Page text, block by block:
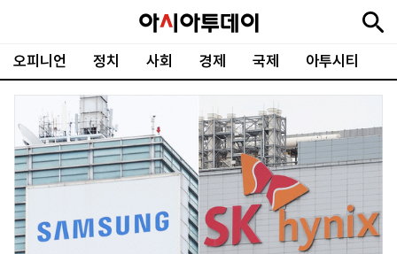
오피니언 정치 사회 경제 국제 아투시티
뉴
스
최
신
속
보
정
치
사
회
경
제
국
제
오
피
니
언
피
플
아
투
시
티
문
화
·
스
포
포
토